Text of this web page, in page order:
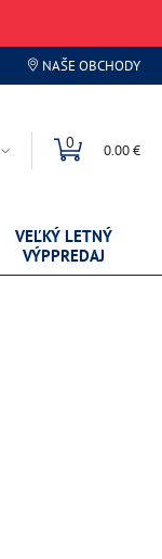
NAŠE OBCHODY
0 0.00 €
VEĽKÝ LETNÝ
VÝPPREDAJ